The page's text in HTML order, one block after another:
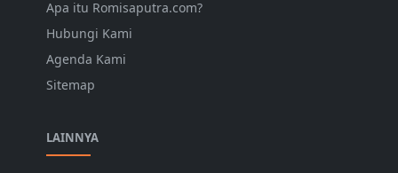
Apa itu Romisaputra.com?
Hubungi Kami
Agenda Kami
Sitemap
LAINNYA